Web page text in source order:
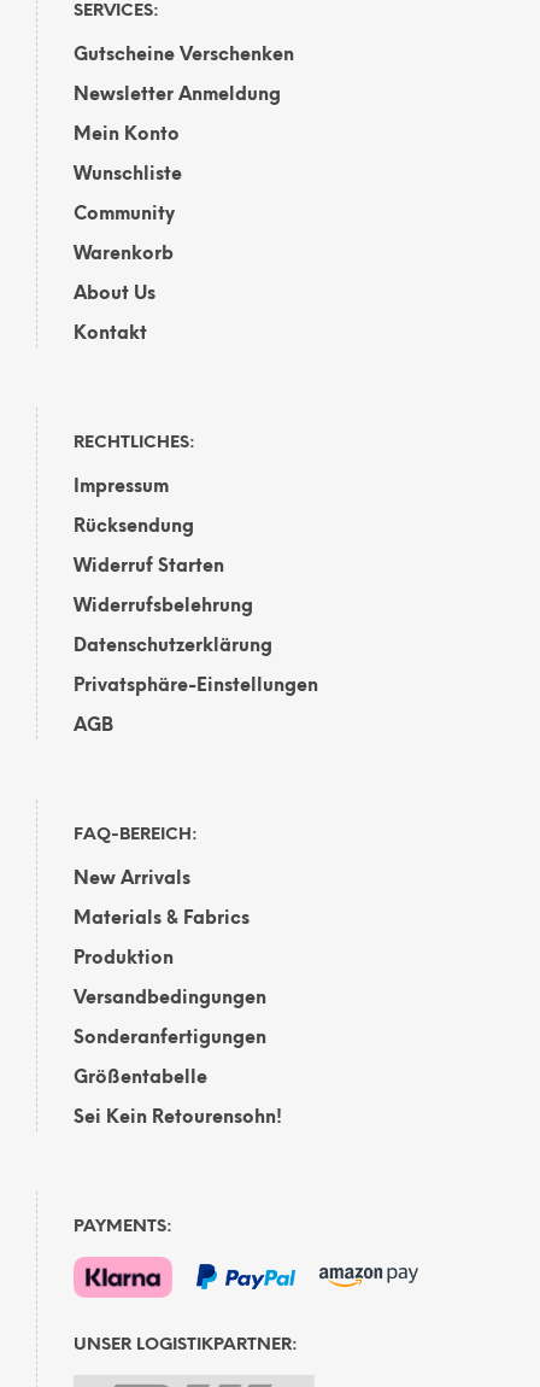
Produktseite
werden
SERVICES:
Gutscheine Verschenken
Newsletter Anmeldung
Mein Konto
Wunschliste
Community
Warenkorb
About Us
Kontakt
RECHTLICHES:
Impressum
Rücksendung
Widerruf Starten
Widerrufsbelehrung
Datenschutzerklärung
Privatsphäre-Einstellungen
AGB
FAQ-BEREICH:
New Arrivals
Materials & Fabrics
Produktion
Versandbedingungen
Sonderanfertigungen
Größentabelle
Sei Kein Retourensohn!
PAYMENTS:
UNSER LOGISTIKPARTNER: